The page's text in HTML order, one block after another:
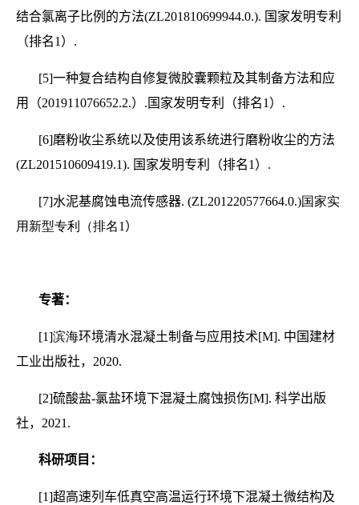
结合氯离子比例的方法(ZL201810699944.0.). 国家发明专利
（排名1 ）.
[5]一种复合结构自修复微胶囊颗粒及其制备方法和应
用（201911076652.2.）.国家发明专利（排名1 ）.
[6]磨粉收尘系统以及使用该系统进行磨粉收尘的方法
(ZL201510609419.1). 国家发明专利（排名1 ）.
[7]水泥基腐蚀电流传感器. (ZL201220577664.0.)国家实
用新型专利（排名1 ）
专著：
[1]滨海环境清水混凝土制备与应用技术[M]. 中国建材
工业出版社， 2020.
[2]硫酸盐-氯盐环境下混凝土腐蚀损伤[M]. 科学出版
社， 2021.
科研项目：
[1]超高速列车低真空高温运行环境下混凝土微结构及